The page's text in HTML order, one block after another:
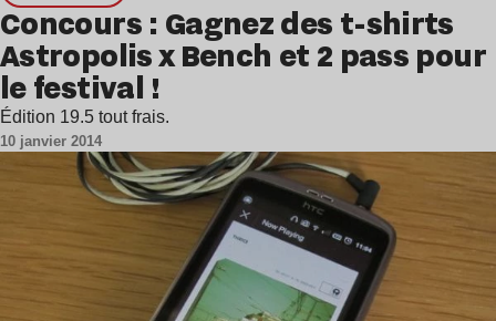
Concours : Gagnez des t-shirts
Astropolis x Bench et 2 pass pour
le festival !
Édition 19.5 tout frais.
10 janvier 2014